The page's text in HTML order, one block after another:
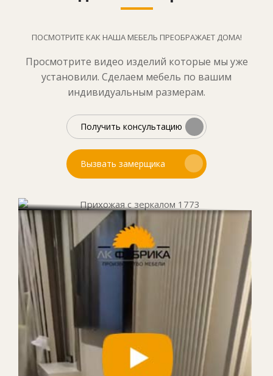
ПОСМОТРИТЕ КАК НАША МЕБЕЛЬ ПРЕОБРАЖАЕТ ДОМА!
Просмотрите видео изделий которые мы уже
установили. Сделаем мебель по вашим
индивидуальным размерам.
Получить консультацию
Вызвать замерщика